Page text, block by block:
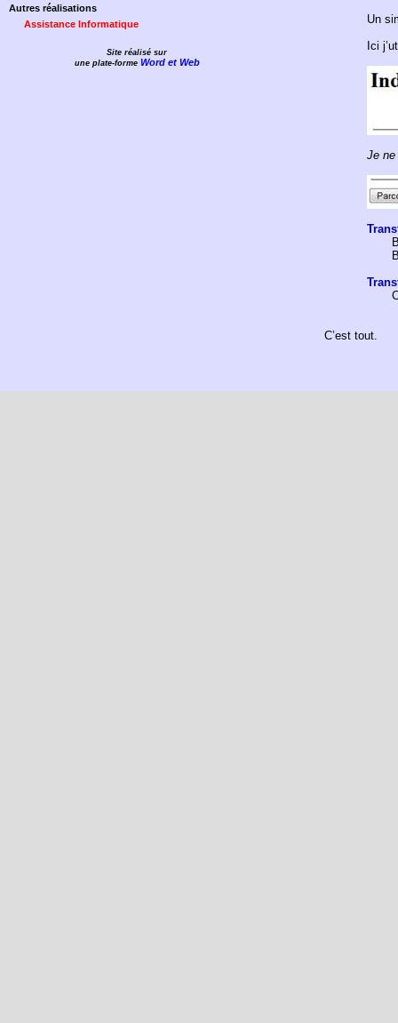
Autres réalisations
Assistance Informatique
Site réalisé sur
une plate-forme Word et Web
Un
Ici
Je ne
C’est tout.